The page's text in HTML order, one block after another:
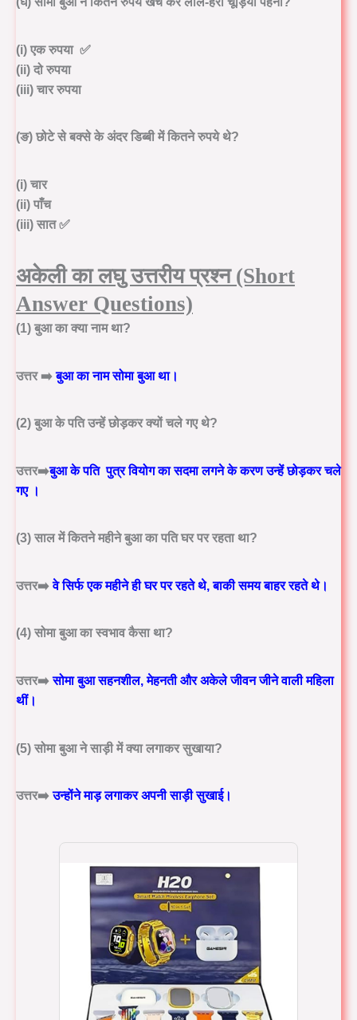
(i) एक रुपया ✅
(ii) दो रुपया
(iii) चार रुपया
(ङ) छोटे से बक्से के अंदर डिब्बी में कितने रुपये थे?
(i) चार
(ii) पाँच
(iii) सात ✅
अकेली कालघु उत्तरीय प्रश्न (Short
Answer Questions)
(1) बुआ का क्या नाम था?
उत्तर ➡️बुआ का नामसोमा बुआथा।
(2) बुआ के पति उन्हें छोड़कर क्यों चले गए थे?
उत्तर➡️बुआ के पतिपुत्र वियोग का सदमा लगने के करणउन्हें छोड़करचले
गए।
(3) साल में कितने महीने बुआ का पति घर पर रहता था?
उत्तर➡️वे सिर्फएक महीनेही घर पर रहते थे, बाकी समय बाहर रहते थे।
(4) सोमा बुआ का स्वभाव कैसा था?
उत्तर➡️सोमा बुआसहनशील, मेहनती और अकेले जीवन जीने वाली महिला
थीं।
(5) सोमा बुआ ने साड़ी में क्या लगाकर सुखाया?
उत्तर➡️उन्होंने माड़ लगाकर अपनी साड़ी सुखाई।